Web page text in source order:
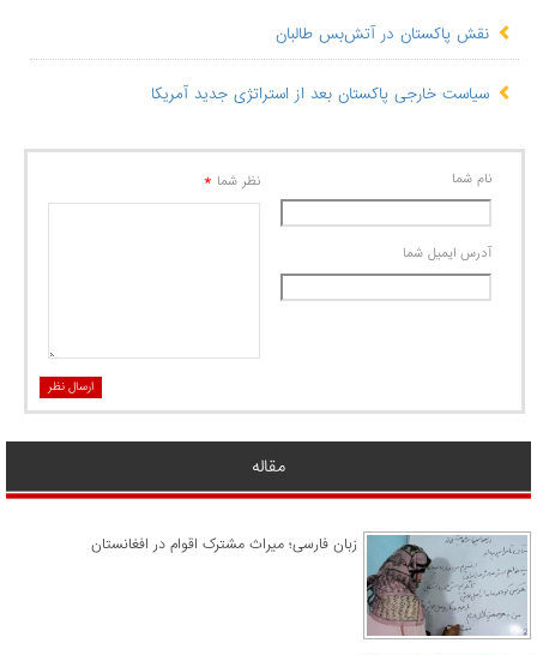
نقش پاکستان در آتش‌بس طالبان
سیاست خارجی پاکستان بعد از استراتژی جدید آمریکا
نام شما
آدرس ايميل شما
نظر شما *
ارسال نظر
مقاله
زبان فارسی؛ میراث مشترک اقوام در افغانستان